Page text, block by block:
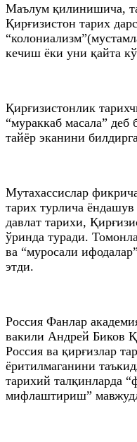
Маълум қилинишича,
Қирғизистон тарих
кечиш ёки уни қайта
Қирғизистонлик
“мураккаб масала”
тайёр эканини
Мутахассислар
тарих турлича
давлат тарихи,
ўринда туради.
ва “муросали
этди.
Россия Фанлар
вакили Андрей Биков
Россия ва қирғизлар
ёритилмаганини
тарихий талқинларда
мифлаштириш”